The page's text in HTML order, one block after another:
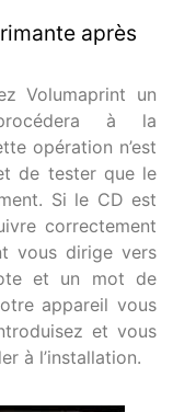
après
Volumaprint un
à la
opération n’est
de tester que le
Si le CD est
correctement
vous dirige vers
et un mot de
appareil vous
et vous
à l’installation.